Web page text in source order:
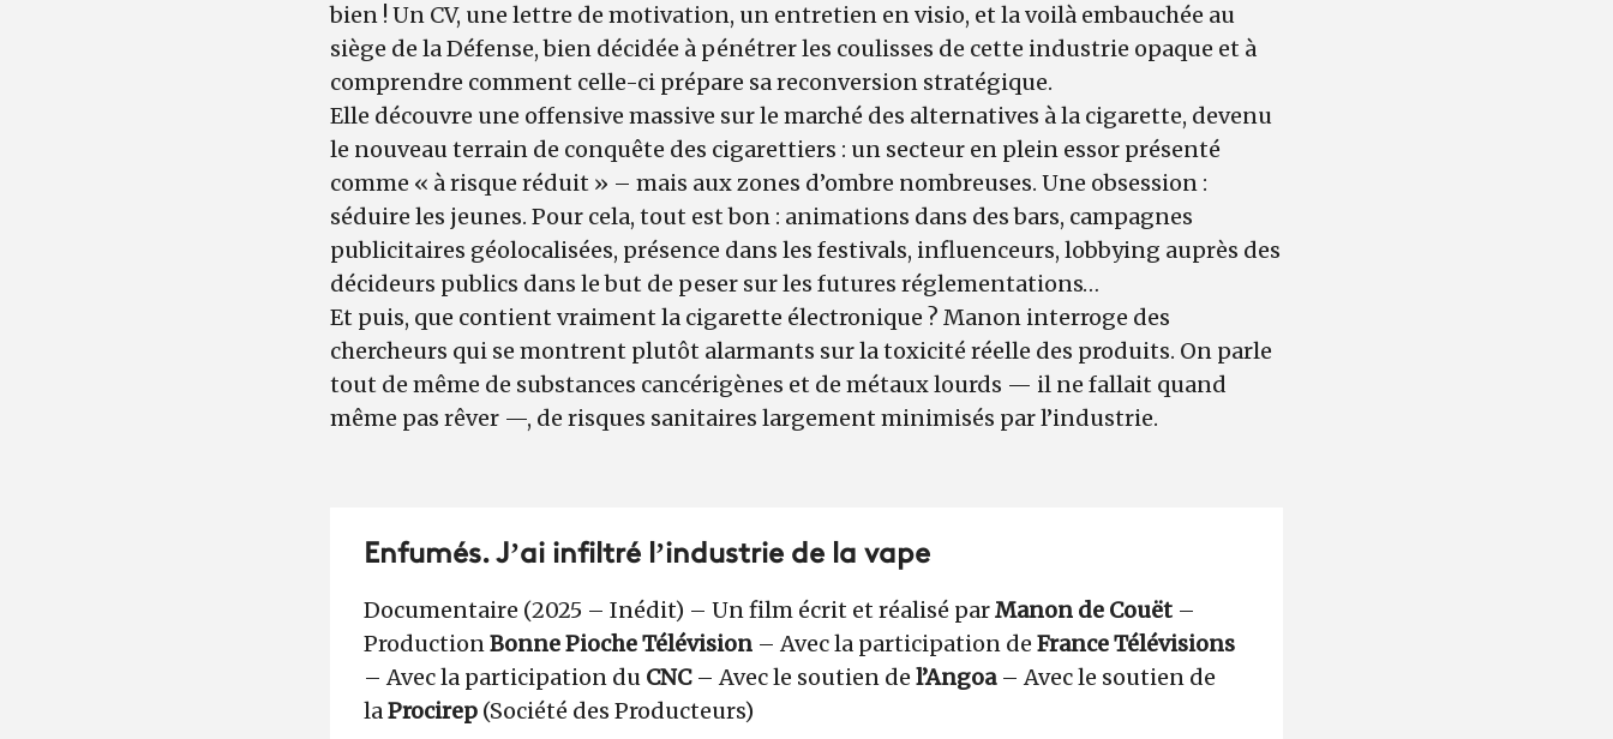
bien ! Un CV, une lettre de motivation, un entretien en visio, et la voilà embauchée au
siège de la Défense, bien décidée à pénétrer les coulisses de cette industrie opaque et à
comprendre comment celle-ci prépare sa reconversion stratégique.
Elle découvre une offensive massive sur le marché des alternatives à la cigarette, devenu
le nouveau terrain de conquête des cigarettiers : un secteur en plein essor présenté
comme « à risque réduit » – mais aux zones d’ombre nombreuses. Une obsession :
séduire les jeunes. Pour cela, tout est bon : animations dans des bars, campagnes
publicitaires géolocalisées, présence dans les festivals, influenceurs, lobbying auprès des
décideurs publics dans le but de peser sur les futures réglementations…
Et puis, que contient vraiment la cigarette électronique ? Manon interroge des
chercheurs qui se montrent plutôt alarmants sur la toxicité réelle des produits. On parle
tout de même de substances cancérigènes et de métaux lourds — il ne fallait quand
même pas rêver —, de risques sanitaires largement minimisés par l’industrie.
Enfumés. J’ai infiltré l’industrie de la vape
Documentaire (2025 – Inédit) – Un film écrit et réalisé parManon de Couët –
ProductionBonne Pioche Télévision – Avec la participation de France Télévisions
– Avec la participation du CNC– Avec le soutien de l’Angoa– Avec le soutien de
laProcirep (Société des Producteurs)